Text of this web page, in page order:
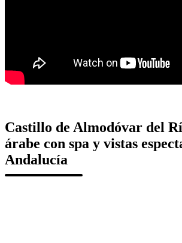
Castillo de Almodóvar del
árabe con spa y vistas
Andalucía